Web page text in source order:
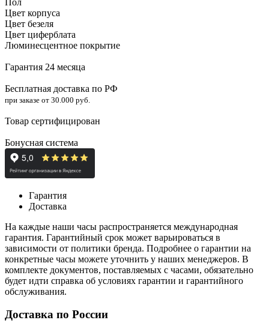
Цвет корпуса
Цвет безеля
Цвет циферблата
Люминесцентное покрытие
Гарантия 24 месяца
Бесплатная доставка по РФ
при заказе от 30.000 руб.
Товар сертифицирован
Бонусная система
Гарантия
Доставка
На каждые наши часы распространяется международная
гарантия. Гарантийный срок может варьироваться в
зависимости от политики бренда. Подробнее о гарантии на
конкретные часы можете уточнить у наших менеджеров. В
комплекте документов, поставляемых с часами, обязательно
будет идти справка об условиях гарантии и гарантийного
обслуживания.
Доставка по России